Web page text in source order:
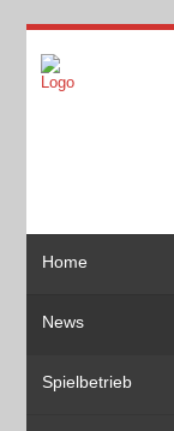
Home
News
Spielbetrieb